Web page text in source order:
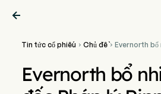

Tin tức cổ phiếu  Chủ đề Evernorth bổ
đồng quản
triệu USD
niêm yết
Evernorth bổ